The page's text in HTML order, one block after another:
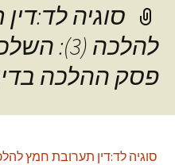
סוגיה
להלכה
פסק ההלכה בדין